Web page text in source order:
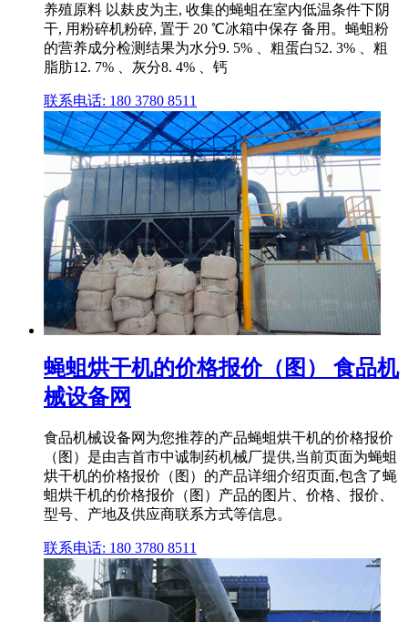
养殖原料 以麸皮为主, 收集的蝇蛆在室内低温条件下阴
干, 用粉碎机粉碎, 置于 20 ℃冰箱中保存 备用。蝇蛆粉
的营养成分检测结果为水分9. 5% 、粗蛋白52. 3% 、粗
脂肪12. 7% 、灰分8. 4% 、钙
联系电话: 180 3780 8511
蝇蛆烘干机的价格报价（图） 食品机
械设备网
食品机械设备网为您推荐的产品蝇蛆烘干机的价格报价
（图）是由吉首市中诚制药机械厂提供,当前页面为蝇蛆
烘干机的价格报价（图）的产品详细介绍页面,包含了蝇
蛆烘干机的价格报价（图）产品的图片、价格、报价、
型号、产地及供应商联系方式等信息。
联系电话: 180 3780 8511